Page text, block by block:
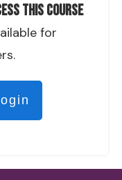
this course
for